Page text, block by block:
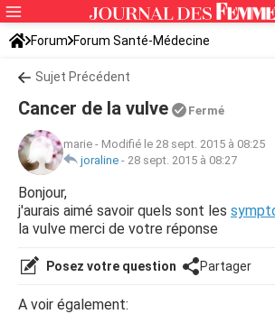
Forum Forum Santé-Médecine
Symptômes et maladies courantes
Sujet Précédent
Cancer de la vulve Fermé
marie - Modifié le 28 sept. 2015 à 08:25
joraline - 28 sept. 2015 à 08:27
Bonjour,
j'aurais aimé savoir quels sont les
la vulve merci de votre réponse
Posez votre question Partager
A voir également: